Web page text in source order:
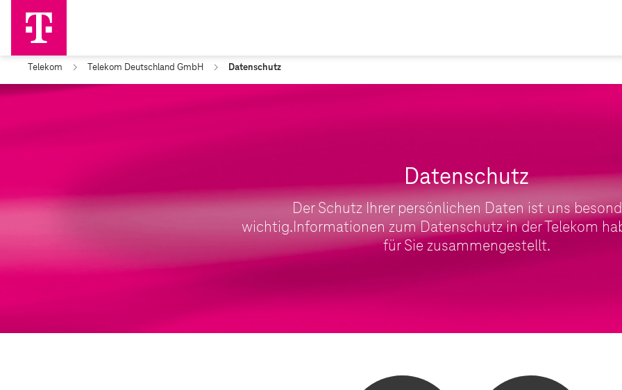
Telekom Telekom Deutschland GmbH Datenschutz
Datenschutz
Der Schutz Ihrer persönlichen Daten ist uns
wichtig.Informationen zum Datenschutz in der Telekom
für Sie zusammengestellt.